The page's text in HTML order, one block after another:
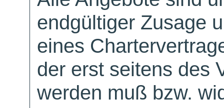
endgültiger Zusage
eines
der erst seitens des
werden muß bzw.